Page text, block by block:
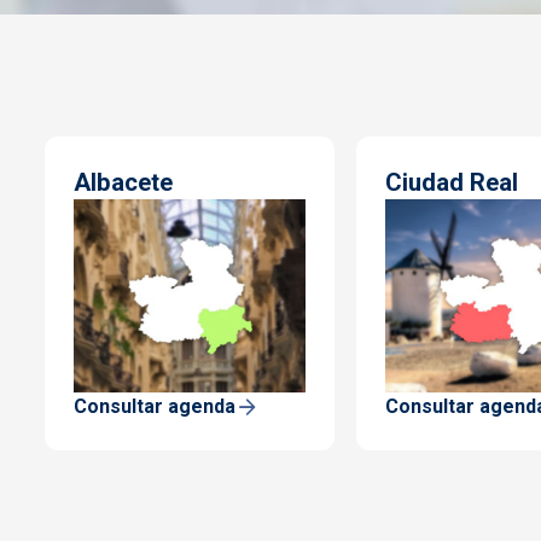
Albacete
Consultar agenda
Ciudad Real
Consultar